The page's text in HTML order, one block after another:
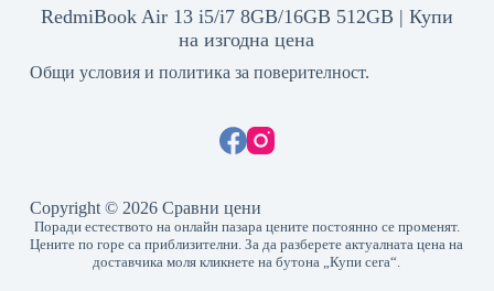
RedmiBook Air 13 i5/i7 8GB/16GB 512GB | Купи
на изгодна цена
Общи условия и политика за поверителност.
Copyright © 2026 Сравни цени
Поради естеството на онлайн пазара цените постоянно се променят.
Цените по горе са приблизителни. За да разберете актуалната цена на
доставчика моля кликнете на бутона „Купи сега“.